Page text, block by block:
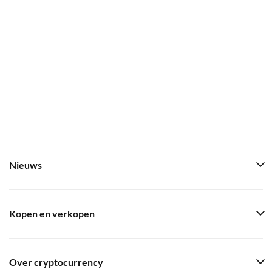
Nieuws
Kopen en verkopen
Over cryptocurrency